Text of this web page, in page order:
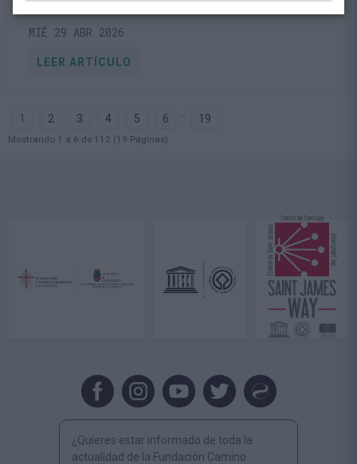
MIÉ 29 ABR 2026
LEER ARTÍCULO
1 2 3 4 5 6 19
Mostrando 1 a 6 de 112 (19 Páginas)
¿Quieres estar informado de toda la
actualidad de la Fundación Camino